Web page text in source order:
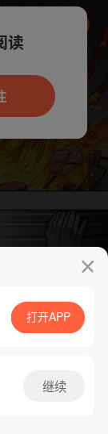
App免费看
打开APP
继续
新用
读